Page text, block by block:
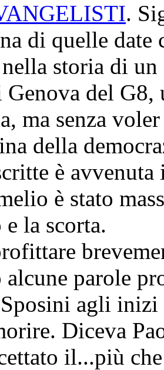
.
di quelle date
storia di un
del G8,
ma senza
della
è
è stato
la scorta.
parole
agli
Diceva
il...più